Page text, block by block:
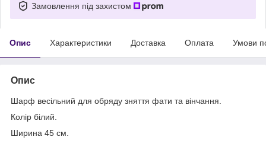
Замовлення під захистом
Опис Характеристики Доставка Оплата Умови
Опис
Шарф весільний для обряду зняття фати та вінчання.
Колір білий.
Ширина 45 см.